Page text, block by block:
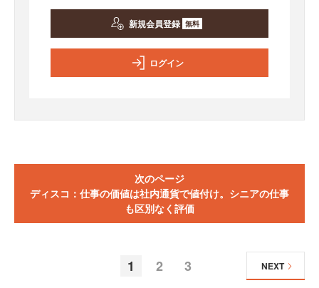
新規会員登録 無料
ログイン
次のページ
ディスコ：仕事の価値は社内通貨で値付け。シニアの仕事
も区別なく評価
1 2 3 NEXT